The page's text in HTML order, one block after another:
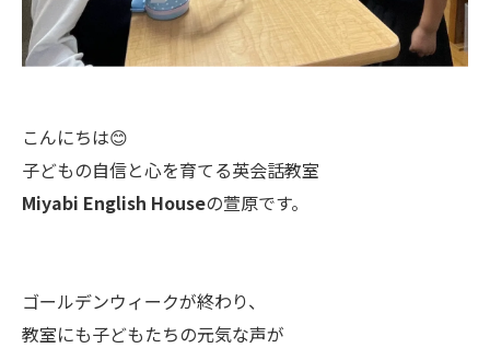
こんにちは😊
子どもの自信と心を育てる英会話教室
Miyabi English Houseの萱原です。
ゴールデンウィークが終わり、
教室にも子どもたちの元気な声が